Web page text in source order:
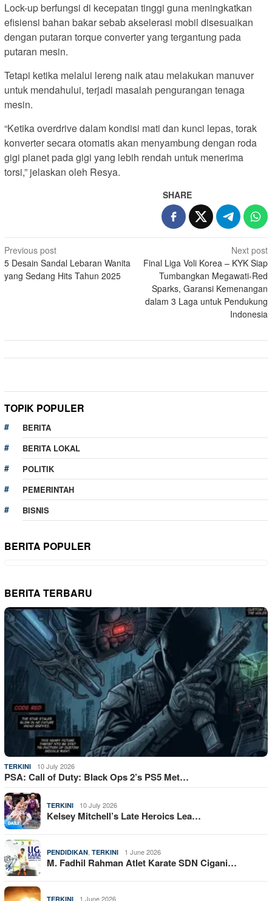
Lock-up berfungsi di kecepatan tinggi guna meningkatkan
efisiensi bahan bakar sebab akselerasi mobil disesuaikan
dengan putaran torque converter yang tergantung pada
putaran mesin.
Tetapi ketika melalui lereng naik atau melakukan manuver
untuk mendahului, terjadi masalah pengurangan tenaga
mesin.
“Ketika overdrive dalam kondisi mati dan kunci lepas, torak
konverter secara otomatis akan menyambung dengan roda
gigi planet pada gigi yang lebih rendah untuk menerima
torsi,” jelaskan oleh Resya.
SHARE
Post
navigation
Previous post
5 Desain Sandal Lebaran Wanita
yang Sedang Hits Tahun 2025
Next post
Final Liga Voli Korea – KYK Siap
Tumbangkan Megawati-Red
Sparks, Garansi Kemenangan
dalam 3 Laga untuk Pendukung
Indonesia
TOPIK POPULER
BERITA
BERITA LOKAL
POLITIK
PEMERINTAH
BISNIS
BERITA POPULER
BERITA TERBARU
TERKINI 10 July 2026
PSA: Call of Duty: Black Ops 2’s PS5 Met…
TERKINI 10 July 2026
Kelsey Mitchell’s Late Heroics Lea…
PENDIDIKAN, TERKINI 1 June 2026
M. Fadhil Rahman Atlet Karate SDN Cigani…
TERKINI 1 June 2026